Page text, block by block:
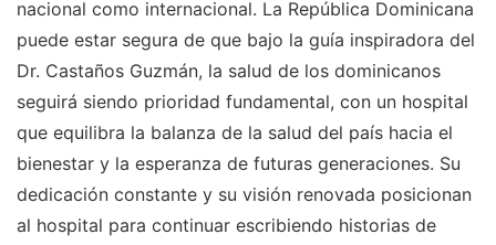
nacional como internacional. La República Dominicana
puede estar segura de que bajo la guía inspiradora del
Dr. Castaños Guzmán, la salud de los dominicanos
seguirá siendo prioridad fundamental, con un hospital
que equilibra la balanza de la salud del país hacia el
bienestar y la esperanza de futuras generaciones. Su
dedicación constante y su visión renovada posicionan
al hospital para continuar escribiendo historias de